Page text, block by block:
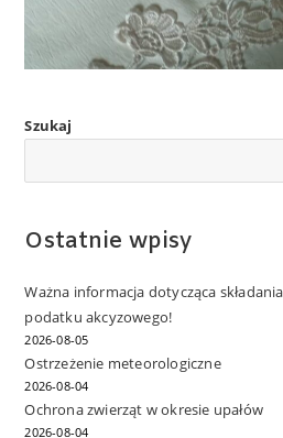
Szukaj
Ostatnie wpisy
Ważna informacja dotycząca
podatku akcyzowego!
2026-08-05
Ostrzeżenie meteorologiczne
2026-08-04
Ochrona zwierząt w okresie upałów
2026-08-04